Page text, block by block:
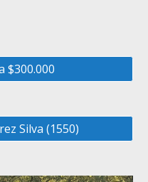
$300.000
Silva (1550)